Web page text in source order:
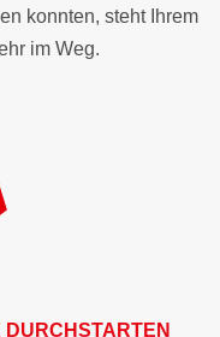
konnten, steht Ihrem
im Weg.
DURCHSTARTEN